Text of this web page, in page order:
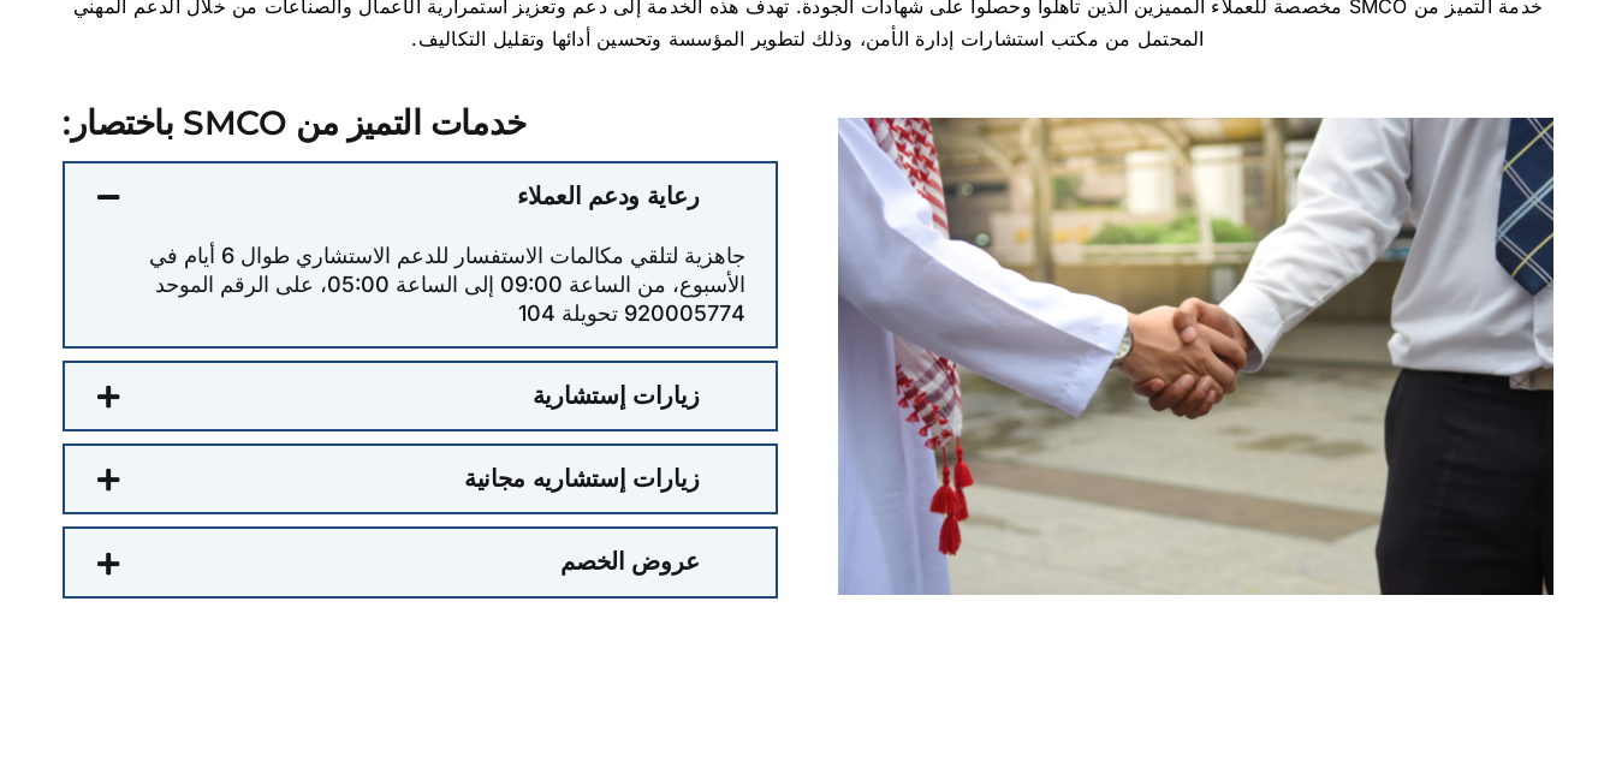
خدمة التميز من SMCO مخصصة للعملاء المميزين الذين تأهلوا وحصلوا على شهادات الجودة. تهدف هذه الخدمة إلى دعم وتعزيز استمرارية الأعمال والصناعات من خلال الدعم المهني
المحتمل من مكتب استشارات إدارة الأمن، وذلك لتطوير المؤسسة وتحسين أدائها وتقليل التكاليف.
خدمات التميز من SMCO باختصار:
رعاية ودعم العملاء
جاهزية لتلقي مكالمات الاستفسار للدعم الاستشاري طوال 6 أيام في
الأسبوع، من الساعة 09:00 إلى الساعة 05:00، على الرقم الموحد
920005774 تحويلة 104
زيارات إستشارية
زيارات إستشاريه مجانية
عروض الخصم